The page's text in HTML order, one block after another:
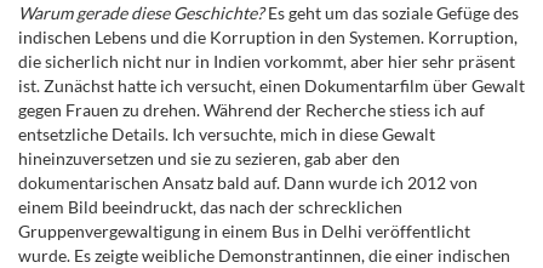
Warum gerade diese Geschichte?Es geht um das soziale Gefüge des
indischen Lebens und die Korruption in den Systemen. Korruption,
die sicherlich nicht nur in Indien vorkommt, aber hier sehr präsent
ist. Zunächst hatte ich versucht, einen Dokumentarfilm über Gewalt
gegen Frauen zu drehen. Während der Recherche stiess ich auf
entsetzliche Details. Ich versuchte, mich in diese Gewalt
hineinzuversetzen und sie zu sezieren, gab aber den
dokumentarischen Ansatz bald auf. Dann wurde ich 2012 von
einem Bild beeindruckt, das nach der schrecklichen
Gruppenvergewaltigung in einem Bus in Delhi veröffentlicht
wurde. Es zeigte weibliche Demonstrantinnen, die einer indischen